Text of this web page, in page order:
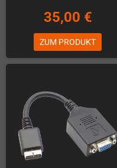
35,00 €
ZUM PRODUKT